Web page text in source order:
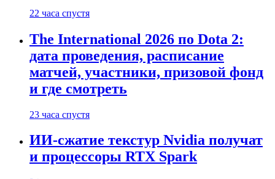
22 часа спустя
The International 2026 по Dota 2:
дата проведения, расписание
матчей, участники, призовой фонд
и где смотреть
23 часа спустя
ИИ-сжатие текстур Nvidia получат
и процессоры RTX Spark